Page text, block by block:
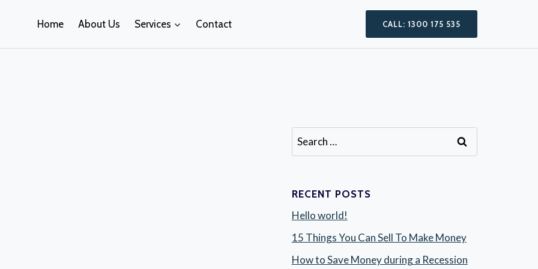
Home About Us Services Contact CALL: 1300 175 535
Search
for:
RECENT POSTS
Hello world!
15 Things You Can Sell To Make Money
How to Save Money during a Recession